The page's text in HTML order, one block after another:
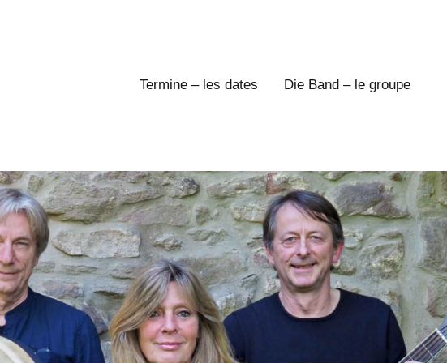
Termine – les dates Die Band – le groupe